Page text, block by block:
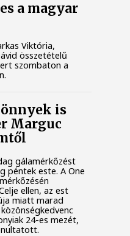
a magyar
Viktória,
összetételű
szombaton a
is
Marguc
gálamérkőzést
péntek este. A One
ellen, az est
miatt marad
24-es mezét,